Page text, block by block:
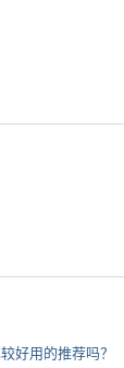
好用的推荐吗？